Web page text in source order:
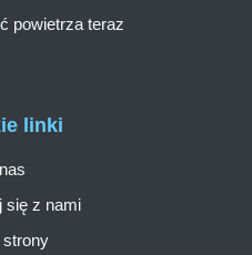
linki
się z nami
strony
powietrza teraz